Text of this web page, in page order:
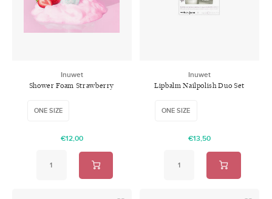
Inuwet
Shower Foam Strawberry
ONE SIZE
€12,00
Inuwet
Lipbalm Nailpolish Duo Set
ONE SIZE
€13,50